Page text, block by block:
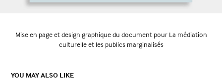
Mise en page et design graphique du document pour La médiation
culturelle et les publics marginalisés
YOU MAY ALSO LIKE